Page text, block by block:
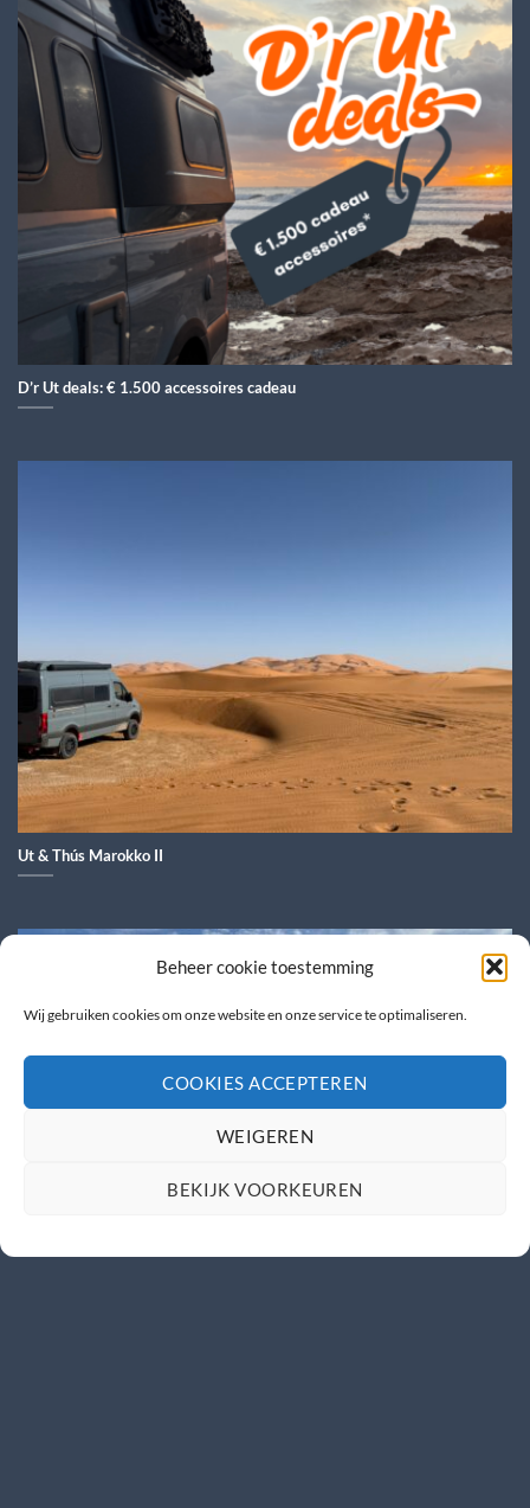
Beheer cookie toestemming
Wij gebruiken cookies om onze website en onze service te optimaliseren.
COOKIES ACCEPTEREN
WEIGEREN
BEKIJK VOORKEUREN
D’r Ut deals: € 1.500 accessoires cadeau
Ut & Thús Marokko II